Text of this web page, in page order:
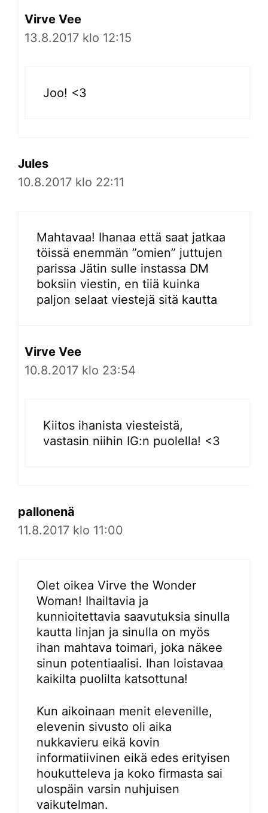
Virve Vee
13.8.2017 klo 12:15
Joo! <3
Jules
10.8.2017 klo 22:11
Mahtavaa! Ihanaa että saat jatkaa
töissä enemmän ”omien” juttujen
parissa Jätin sulle instassa DM
boksiin viestin, en tiiä kuinka
paljon selaat viestejä sitä kautta
Virve Vee
10.8.2017 klo 23:54
Kiitos ihanista viesteistä,
vastasin niihin IG:n puolella! <3
pallonenä
11.8.2017 klo 11:00
Olet oikea Virve the Wonder
Woman! Ihailtavia ja
kunnioitettavia saavutuksia sinulla
kautta linjan ja sinulla on myös
ihan mahtava toimari, joka näkee
sinun potentiaalisi. Ihan loistavaa
kaikilta puolilta katsottuna!
Kun aikoinaan menit elevenille,
elevenin sivusto oli aika
nukkavieru eikä kovin
informatiivinen eikä edes erityisen
houkutteleva ja koko firmasta sai
ulospäin varsin nuhjuisen
vaikutelman.